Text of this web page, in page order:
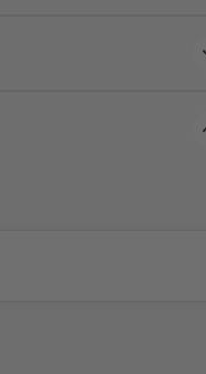
diese Acryl-Jalousie für
punktet sie gegenüber